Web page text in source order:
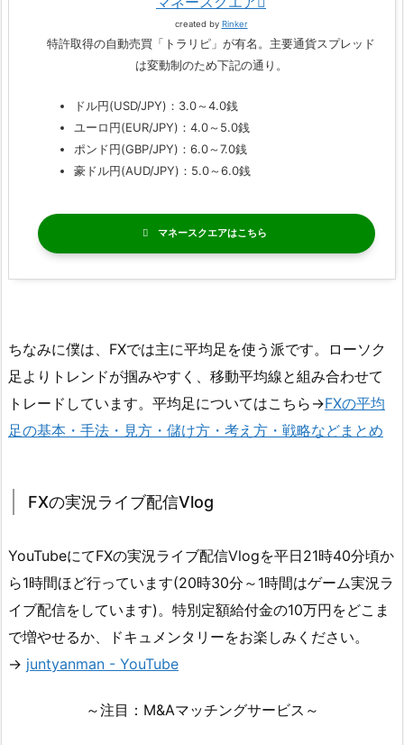
created by Rinker
特許取得の自動売買「トラリピ」が有名。主要通貨スプレッド
は変動制のため下記の通り。
ドル円(USD/JPY)：3.0～4.0銭
ユーロ円(EUR/JPY)：4.0～5.0銭
ポンド円(GBP/JPY)：6.0～7.0銭
豪ドル円(AUD/JPY)：5.0～6.0銭
マネースクエア
ちなみに僕は、FXでは主に平均足を使う派です。ローソク
足よりトレンドが掴みやすく、移動平均線と組み合わせて
トレードしています。平均足についてはこちら→FXの平均
足の基本・手法・見方・儲け方・考え方・戦略などまとめ
FXの実況ライブ配信Vlog
YouTubeにてFXの実況ライブ配信Vlogを平日21時40分頃か
ら1時間ほど行っています(20時30分～1時間はゲーム実況ラ
イブ配信をしています)。特別定額給付金の10万円をどこま
で増やせるか、ドキュメンタリーをお楽しみください。
→ juntyanman - YouTube
～注目：M&Aマッチングサービス～